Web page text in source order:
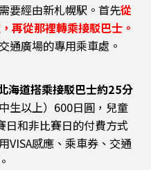
要經由新札幌駅。首先從
再從那裡轉乘接駁巴士。
通廣場的專用乘車處。
海道搭乘接駁巴士約25分
生以上）600日圓，兒童
日和非比賽日的付費方式
VISA感應、乘車券、交通